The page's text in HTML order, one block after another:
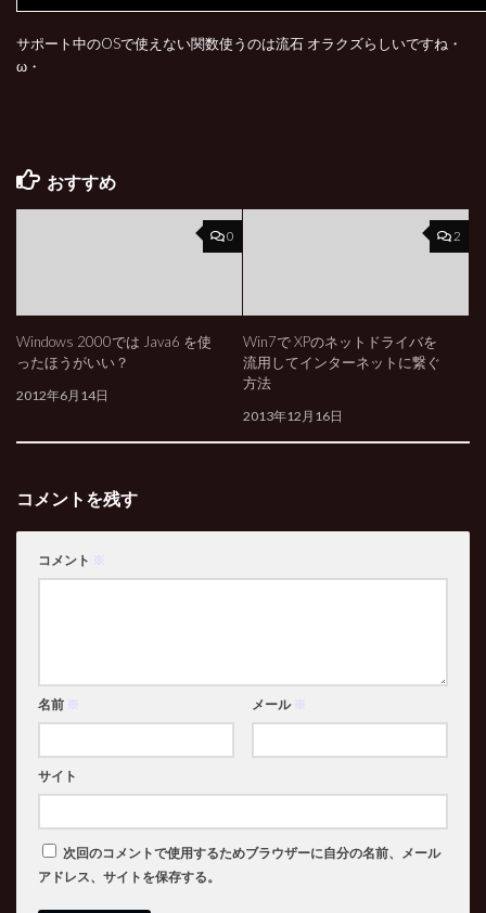
サポート中のOSで使えない関数使うのは流石 オラクズらしいですね・
ω・
おすすめ
0
Windows 2000では Java6 を使
ったほうがいい？
2012年6月14日
2
Win7で XPのネットドライバを
流用してインターネットに繋ぐ
方法
2013年12月16日
コメントを残す
コメント ※
名前 ※ メール ※
サイト
次回のコメントで使用するためブラウザーに自分の名前、メール
アドレス、サイトを保存する。